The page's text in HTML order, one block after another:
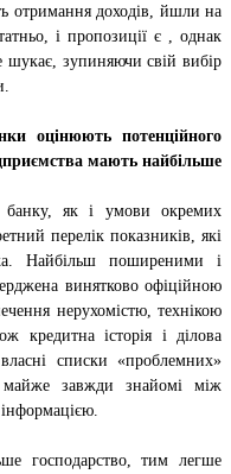
отримання доходів, йшли на
і пропозиції є , однак
шукає, зупиняючи свій вибір
оцінюють потенційного
мають найбільше
банку, як і умови окремих
перелік показників, які
Найбільш поширеними і
винятково офіційною
нерухомістю, технікою
кредитна історія і ділова
списки «проблемних»
майже завжди знайомі між
господарство, тим легше